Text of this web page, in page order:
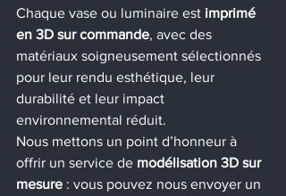
Chaque vase ou luminaire est imprimé
en 3D sur commande, avec des
matériaux soigneusement sélectionnés
pour leur rendu esthétique, leur
durabilité et leur impact
environnemental réduit.
Nous mettons un point d’honneur à
offrir un service de modélisation 3D sur
mesure : vous pouvez nous envoyer un